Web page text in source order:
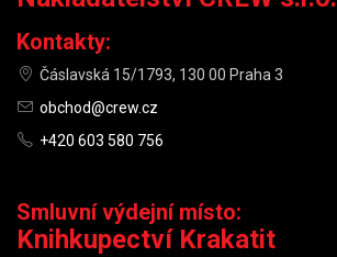
Kontakty:
Čáslavská 15/1793, 130 00 Praha 3
obchod@crew.cz
+420 603 580 756
Smluvní výdejní místo:
Knihkupectví Krakatit